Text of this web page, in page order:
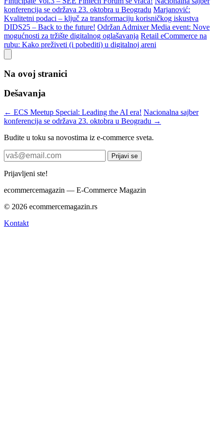
konferencija se održava 23. oktobra u Beogradu Marjanović:
Kvalitetni podaci – ključ za transformaciju korisničkog iskustva
DIDS25 – Back to the future! Održan Admixer Media event: Nove
mogućnosti za tržište digitalnog oglašavanja Retail eCommerce na
rubu: Kako preživeti (i pobediti) u digitalnoj areni
Na ovoj stranici
Dešavanja
← ECS Meetup Special: Leading the AI era! Nacionalna sajber
konferencija se održava 23. oktobra u Beogradu →
Budite u toku sa novostima iz e-commerce sveta.
Prijavi se
Prijavljeni ste!
ecommercemagazin — E-Commerce Magazin
© 2026 ecommercemagazin.rs
Kontakt